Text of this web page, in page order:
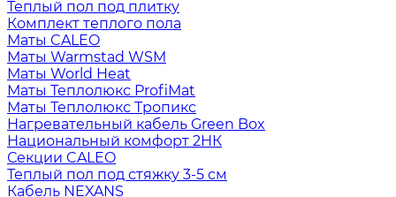
Теплый пол под плитку
Комплект теплого пола
Маты CALEO
Маты Warmstad WSM
Маты World Heat
Маты Теплолюкс ProfiMat
Маты Теплолюкс Тропикс
Нагревательный кабель Green Box
Национальный комфорт 2НК
Секции CALEO
Теплый пол под стяжку 3-5 см
Кабель NEXANS